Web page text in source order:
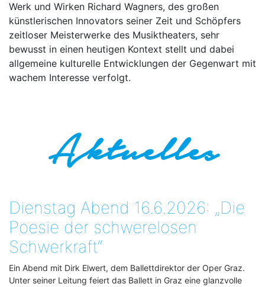
Werk und Wirken Richard Wagners, des großen
künstlerischen Innovators seiner Zeit und Schöpfers
zeitloser Meisterwerke des Musiktheaters, sehr
bewusst in einen heutigen Kontext stellt und dabei
allgemeine kulturelle Entwicklungen der Gegenwart mit
wachem Interesse verfolgt.
Aktuelles
Dienstag Abend 16.6.2026: „Die
Poesie der schwerelosen
Schwerkraft“
Ein Abend mit Dirk Elwert, dem Ballettdirektor der Oper Graz.
Unter seiner Leitung feiert das Ballett in Graz eine glanzvolle